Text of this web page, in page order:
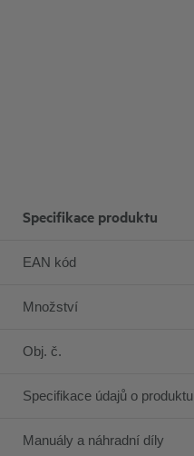
Specifikace produktu
EAN kód
Množství
Obj. č.
Specifikace údajů o produktu
Manuály a náhradní díly